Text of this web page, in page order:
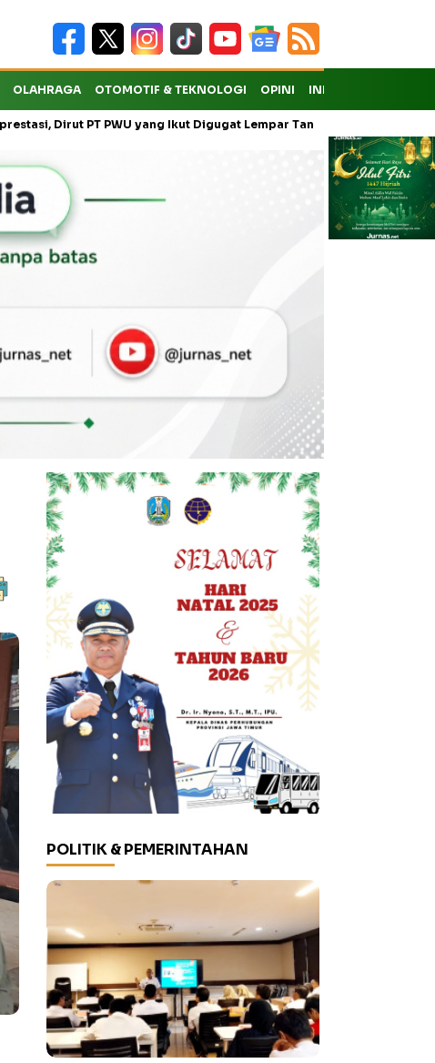
OLAHRAGA OTOMOTIF & TEKNOLOGI OPINI INDEKS
PWU yang Ikut Digugat Lempar Tanggung Jawab ke Anak Usaha
POLITIK & PEMERINTAHAN